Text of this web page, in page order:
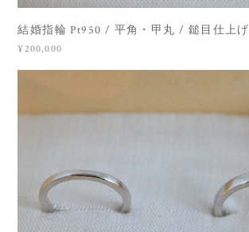
結婚指輪 Pt950 / 平角・甲丸 / 鎚目仕上げ
¥200,000